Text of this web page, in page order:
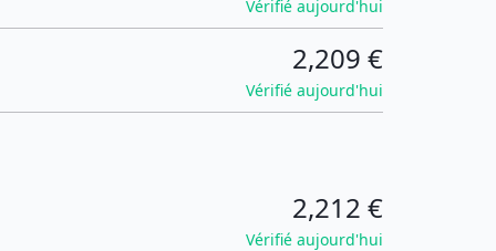
Vérifié aujourd'hui
2,209 €
Vérifié aujourd'hui
2,212 €
Vérifié aujourd'hui